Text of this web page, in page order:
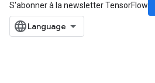
S'abonner à la newsletter TensorFlow